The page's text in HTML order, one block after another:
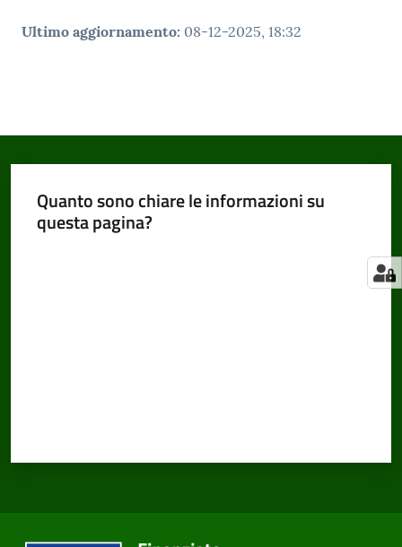
Ultimo aggiornamento: 08-12-2025, 18:32
Quanto sono chiare le informazioni su
questa pagina?